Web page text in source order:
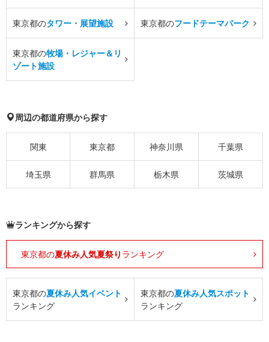
東京都のタワー・展望施設 東京都のフードテーマパーク
東京都の牧場・レジャー＆リ
ゾート施設
周辺の都道府県から探す
関東 東京都 神奈川県 千葉県
埼玉県 群馬県 栃木県 茨城県
ランキングから探す
東京都の夏休み人気夏祭り ランキング
東京都の夏休み人気イベント
ランキング
東京都の夏休み人気スポット
ランキング